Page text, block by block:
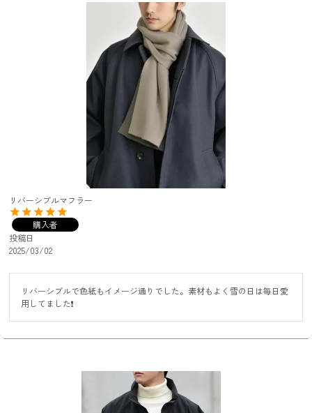
リバーシブルマフラー
購入者
投稿日
2025/03/02
リバーシブルで色紙もイメージ通りでした。素材もよく雪の日は毎日愛
用してました❗